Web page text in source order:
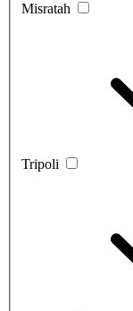
Misratah
Tripoli